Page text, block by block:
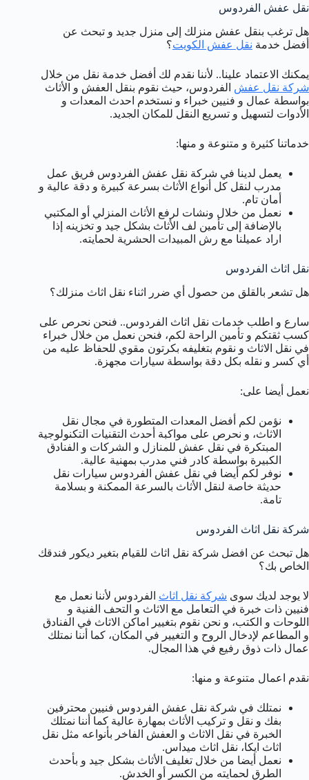
نقل عفش الفردوس
هل ترغب بنقل عفش منزلك إلى منزل جديد و تبحث عن
أفضل خدمة نقل عفش الكويت؟
يمكنك الاعتماد علينا.. لأننا نقدم لك أفضل خدمة نقل من خلال
شركة نقل عفش الفردوس، حيث نقوم بنقل العفش و الأثاث
بواسطة عمال و فنيين خبراء و نستخدم احدث المعدات و
الأدوات لتسهيل و تسريع النقل للمكان الجديد.
خدماتنا كثيرة و متنوعة و منها:
يعمل لدينا في شركة نقل عفش الفردوس فريق عمل
مدرب لنقل كل أنواع الأثاث بسرعة كبيرة و دقة عالية و
أمان تام.
نعمل من خلال ونشات لرفع الأثاث المنزلي أو المكتبي
بالإضافة إلى تأمين لف الأثاث بشكل جيد و تخزينه إذا
اراد عميلنا مع رش المبيدات الحشرية لحمايته.
نقل اثاث الفردوس
هل تشعر بالقلق من حصول أي ضرر اثناء نقل اثاث منزلك؟
سارع و اطلب خدمات نقل اثاث الفردوس.. فنحن نحرص على
كسب ثقتكم و تأمين الراحة لكم، فنحن نعمل من خلال خبراء
في نقل الاثاث و نقوم بتغليفه بكرتون مقوي للحفاظ عليه من
أي كسر و نقله بكل دقة بواسطة سيارات مجهزة.
نعمل أيضا على:
نؤمن لكم أفضل المعدات المتطورة في مجال نقل
الاثاث، و نحرص على مواكبة أحدث التقنيات التكنولوجية
المبتكرة في نقل عفش للمنازل و الشركات و الفنادق
الكبيرة بواسطة كادر فني مدرب بمهنية عالية.
نوفر لكم أيضا في نقل عفش الفردوس سيارات نقل
حديثة خاصة لنقل الأثاث بالسرعة الممكنة و بسلامة
تامة.
شركة نقل اثاث الفردوس
هل تبحث عن افضل شركة نقل اثاث للقيام بتغير ديكور فندقك
الخاص بك؟
لا يوجد لديك سوى شركة نقل اثاث الفردوس لأننا نعمل مع
فنيين ذات خبرة في التعامل مع الاثاث و التحف الفنية و
اللوحات و الكتب، و نحن نقوم بتغيير اماكن الاثاث في الفنادق
و المطاعم لإدخال الروح و التغيير في المكان، كما أننا نمتلك
عمال ذات ذوق رفيع في هذا المجال.
نقدم اعمال متنوعة و منها:
نمتلك في شركة نقل عفش الفردوس فنيين محترفين
بفك و نقل و تركيب الأثاث بمهارة عالية كما أننا نمتلك
الخبرة في نقل الاثاث و العفش الفاخر بأنواعه مثل نقل
اثاث ايكا، نقل اثاث ميداس.
نعمل أيضا من خلال تغليف الأثاث بشكل جيد و بأحدث
الطرق لحمايته من الكسر أو الخدش.